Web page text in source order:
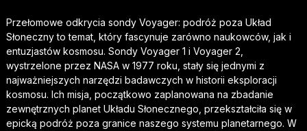
Przełomowe odkrycia sondy Voyager: podróż poza Układ
Słoneczny to temat, który fascynuje zarówno naukowców, jak i
entuzjastów kosmosu. Sondy Voyager 1 i Voyager 2,
wystrzelone przez NASA w 1977 roku, stały się jednymi z
najważniejszych narzędzi badawczych w historii eksploracji
kosmosu. Ich misja, początkowo zaplanowana na zbadanie
zewnętrznych planet Układu Słonecznego, przekształciła się w
epicką podróż poza granice naszego systemu planetarnego. W